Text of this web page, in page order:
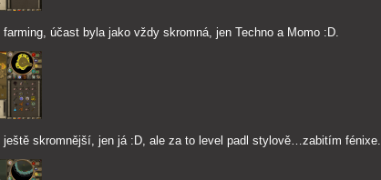
farming, účast byla jako vždy skromná, jen Techno a Momo :D.
ještě skromnější, jen já :D, ale za to level padl stylově…zabitím fénixe.